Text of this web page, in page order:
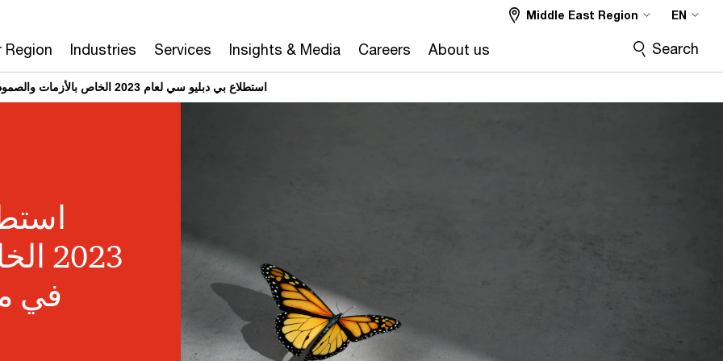
Region Industries Services Insights & Media Careers About us
Middle East Region EN
Search
استطلاع بي دبليو سي لعام 2023 الخاص بالأزمات والصمود في منطقة الشرق الأوسط
في